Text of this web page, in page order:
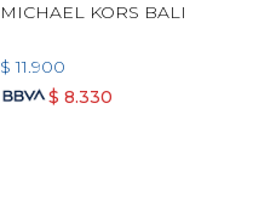
MICHAEL KORS BALI
$ 11.900
$ 8.330